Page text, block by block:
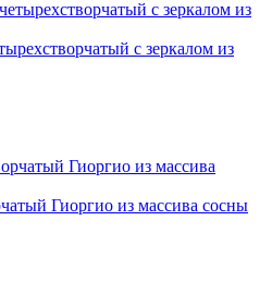
с зеркалом из
Гиоргио из массива сосны